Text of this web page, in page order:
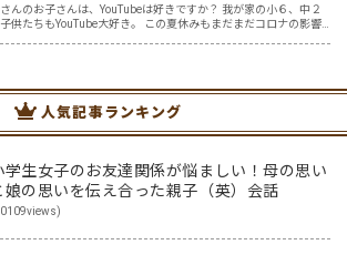
んのお子さんは、YouTubeは好きですか？ 我が家の小６、中２
供たちもYouTube大好き。 この夏休みもまだまだコロナの影響
人気記事ランキング
学生女子のお友達関係が悩ましい！母の思い
娘の思いを伝え合った親子（英）会話